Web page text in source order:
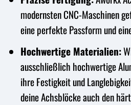
modernsten CNC-Maschinen
eine perfekte Passform und
Hochwertige Materialien:
ausschließlich hochwertige
ihre Festigkeit und
deine Achsblöcke auch den